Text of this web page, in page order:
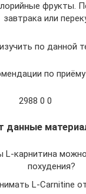
фрукты.
завтрака или
по данной
по
2988 0 0
данные
L-карнитина
похудения?
L-Carnitine